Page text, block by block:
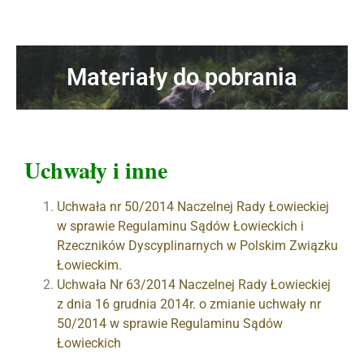
Materiały do pobrania
Uchwały i inne
Uchwała nr 50/2014 Naczelnej Rady Łowieckiej
w sprawie Regulaminu Sądów Łowieckich i
Rzeczników Dyscyplinarnych w Polskim Związku
Łowieckim.
Uchwała Nr 63/2014 Naczelnej Rady Łowieckiej
z dnia 16 grudnia 2014r. o zmianie uchwały nr
50/2014 w sprawie Regulaminu Sądów
Łowieckich